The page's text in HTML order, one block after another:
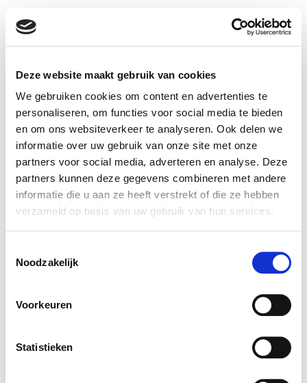
Deze website maakt gebruik van cookies
We gebruiken cookies om content en advertenties te
personaliseren, om functies voor social media te bieden
en om ons websiteverkeer te analyseren. Ook delen we
informatie over uw gebruik van onze site met onze
partners voor social media, adverteren en analyse. Deze
partners kunnen deze gegevens combineren met andere
informatie die u aan ze heeft verstrekt of die ze hebben
verzameld op basis van uw gebruik van hun services.
Noodzakelijk
Voorkeuren
Statistieken
De Amert 136
5462 GH Veghel
info@wearewim.nl
Privacy
Cases
Over ons
Contact
Support Center